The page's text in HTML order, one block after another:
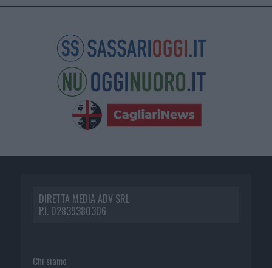
DIRETTA MEDIA ADV SRL
P.I. 02839380306
Chi siamo